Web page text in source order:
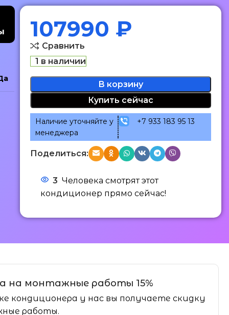
107990 ₽
Сравнить
1 в наличии
В корзину
Купить сейчас
Наличие уточняйте у
менеджера
+7 933 183 95 13
Поделиться:
3 Человека смотрят этот
кондиционер прямо сейчас!
на монтажные работы 15%
кондиционера у нас вы получаете скидку
работы.